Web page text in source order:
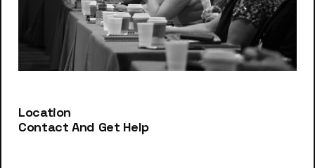
Location
Contact And Get Help